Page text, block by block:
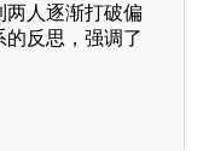
人逐渐打破偏
反思，强调了